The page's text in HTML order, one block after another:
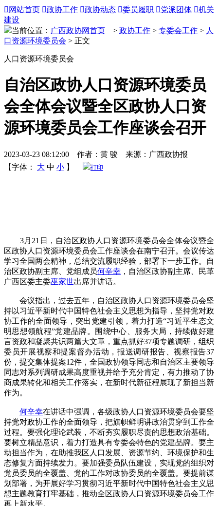
 网站首页 政协工作 政协动态 委员履职 党派团体 机关
建设
当前位置： 广西政协网首页 > 政协工作 > 专委会工作 > 人
口资源环境委员会 > 正文
人口资源环境委员会
自治区政协人口资源环境委员
会全体会议暨全区政协人口资
源环境委员会工作座谈会召开
2023-03-23 08:12:00 作者：黄 骏 来源：广西政协报
【字体：
大 中 小 】 打印
3月21日，自治区政协人口资源环境委员会全体会议暨全
区政协人口资源环境委员会工作座谈会在南宁召开。会议传达
学习全国两会精神，总结交流履职经验，部署下一步工作。自
治区政协副主席、党组成员何辛幸 ，自治区政协副主席、民革
广西区委主委巫家世出席并讲话。
会议指出，过去五年，自治区政协人口资源环境委员会坚
持以习近平新时代中国特色社会主义思想为指导，坚持党对政
协工作的全面领导，突出党建引领，着力打造“习近平生态文
明思想领航程”党建品牌。围绕中心、服务大局，持续做好建
言资政和凝聚共识两篇大文章，重点抓好37项专题调研，组织
委员开展视察和提案督办活动，报送调研报告、视察报告37
份，提交集体提案12件，全国政协领导同志和自治区主要领导
同志对系列调研成果高度重视并给予充分肯定，有力推动了协
商成果转化和相关工作落实，在新时代新征程展现了新担当新
作为。
何辛幸在讲话中强调，各级政协人口资源环境委员会要坚
持党对政协工作的全面领导，把旗帜鲜明讲政治贯穿到工作全
过程。要强化理论武装，不断夯实履职尽责的思想政治基础。
要树立精品意识，着力打造具有专委会特色的党建品牌。要主
动担当作为，在助推我区人口发展、资源节约、环境保护和生
态修复方面持续发力。要加强委员队伍建设，实现党的组织对
党员委员的全覆盖、党的工作对政协委员的全覆盖。要提前谋
划部署，为开展好学习贯彻习近平新时代中国特色社会主义思
想主题教育打牢基础，推动全区政协人口资源环境委员会工作
再上新水平。